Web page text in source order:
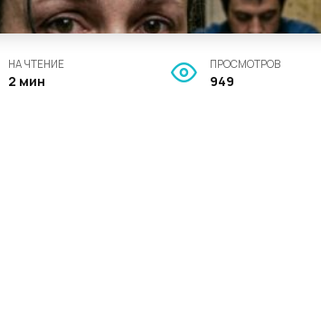
НА ЧТЕНИЕ
2 мин
ПРОСМОТРОВ
949